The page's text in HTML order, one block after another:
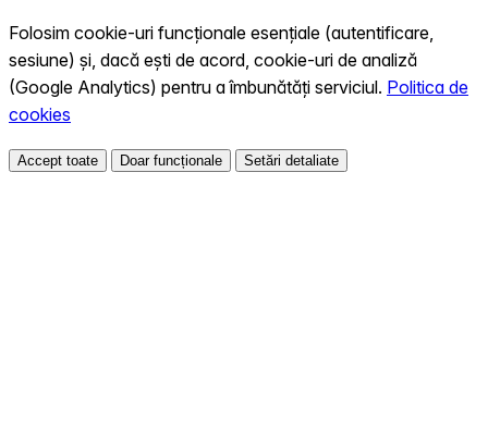
Folosim cookie-uri funcționale esențiale (autentificare,
sesiune) și, dacă ești de acord, cookie-uri de analiză
(Google Analytics) pentru a îmbunătăți serviciul. Politica de
cookies
Accept toate Doar funcționale Setări detaliate